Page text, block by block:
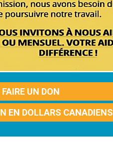
FAIRE UN DON
EN DOLLARS CANADIENS